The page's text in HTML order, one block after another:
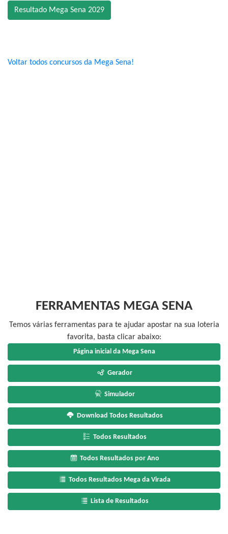
Resultado Mega Sena 2029
Voltar todos concursos da Mega Sena!
FERRAMENTAS MEGA SENA
Temos várias ferramentas para te ajudar apostar na sua loteria
favorita, basta clicar abaixo:
Página inicial da Mega Sena
Gerador
Simulador
Download Todos Resultados
Todos Resultados
Todos Resultados por Ano
Todos Resultados Mega da Virada
Lista de Resultados